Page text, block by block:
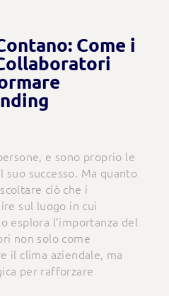
Come i
e sono proprio le
successo. Ma quanto
ciò che i
sul luogo in cui
esplora l’importanza del
non solo come
il clima aziendale, ma
per rafforzare